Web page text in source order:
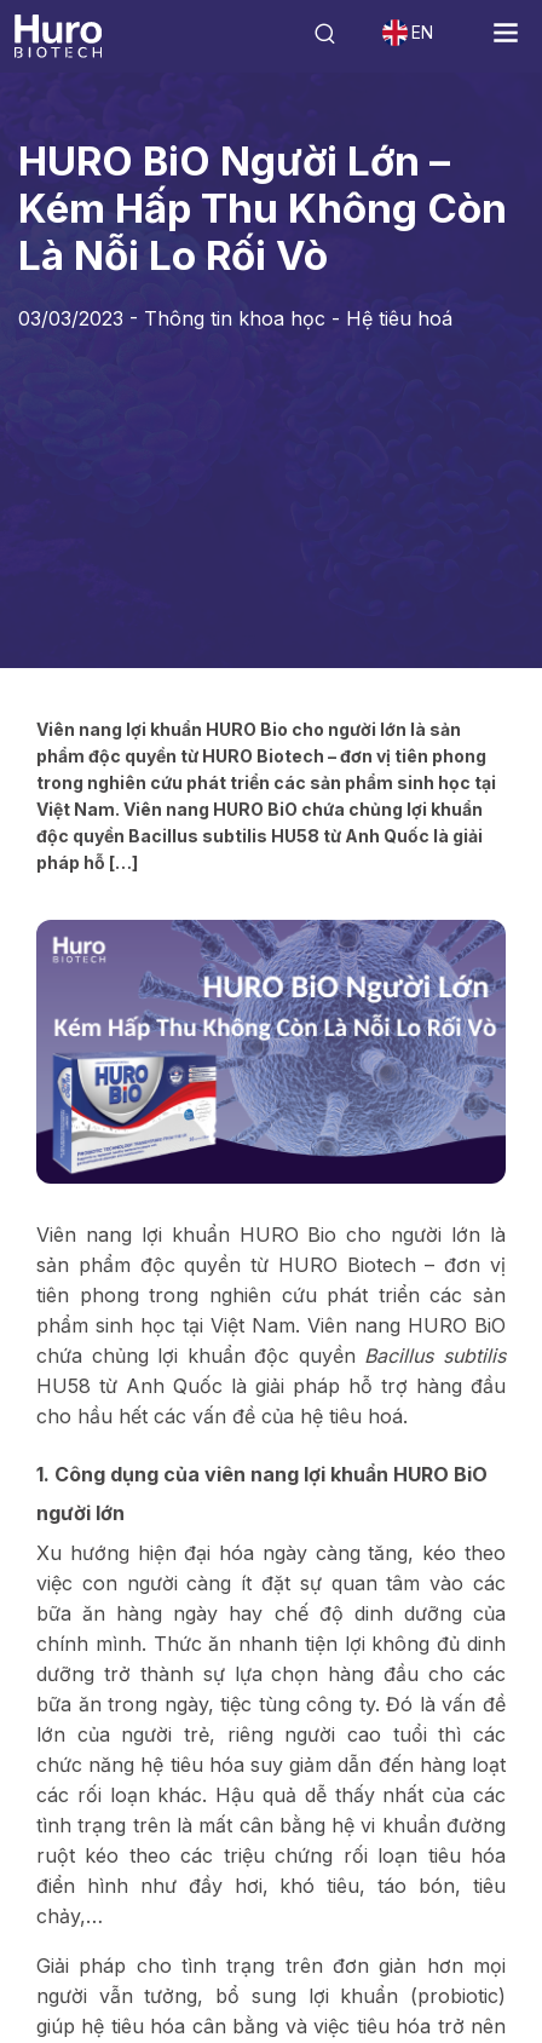
EN
Tin tức
HURO BiO Người Lớn –
Kém Hấp Thu Không Còn
Là Nỗi Lo Rối Vò
03/03/2023 - Thông tin khoa học - Hệ tiêu hoá
Viên nang lợi khuẩn HURO Bio cho người lớn là sản
phẩm độc quyền từ HURO Biotech – đơn vị tiên phong
trong nghiên cứu phát triển các sản phẩm sinh học tại
Việt Nam. Viên nang HURO BiO chứa chủng lợi khuẩn
độc quyền Bacillus subtilis HU58 từ Anh Quốc là giải
pháp hỗ […]
Viên nang lợi khuẩn HURO Bio cho người lớn là
sản phẩm độc quyền từ HURO Biotech – đơn vị
tiên phong trong nghiên cứu phát triển các sản
phẩm sinh học tại Việt Nam. Viên nang HURO BiO
chứa chủng lợi khuẩn độc quyền Bacillus subtilis
HU58 từ Anh Quốc là giải pháp hỗ trợ hàng đầu
cho hầu hết các vấn đề của hệ tiêu hoá.
1. Công dụng của viên nang lợi khuẩn HURO BiO
người lớn
Xu hướng hiện đại hóa ngày càng tăng, kéo theo
việc con người càng ít đặt sự quan tâm vào các
bữa ăn hàng ngày hay chế độ dinh dưỡng của
chính mình. Thức ăn nhanh tiện lợi không đủ dinh
dưỡng trở thành sự lựa chọn hàng đầu cho các
bữa ăn trong ngày, tiệc tùng công ty. Đó là vấn đề
lớn của người trẻ, riêng người cao tuổi thì các
chức năng hệ tiêu hóa suy giảm dẫn đến hàng loạt
các rối loạn khác. Hậu quả dễ thấy nhất của các
tình trạng trên là mất cân bằng hệ vi khuẩn đường
ruột kéo theo các triệu chứng rối loạn tiêu hóa
điển hình như đầy hơi, khó tiêu, táo bón, tiêu
chảy,…
Giải pháp cho tình trạng trên đơn giản hơn mọi
người vẫn tưởng, bổ sung lợi khuẩn (probiotic)
giúp hệ tiêu hóa cân bằng và việc tiêu hóa trở nên